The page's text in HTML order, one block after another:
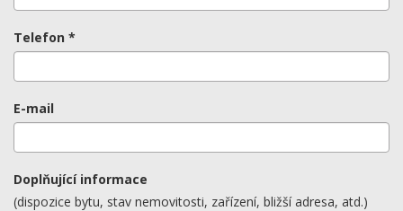
Telefon *
E-mail
Doplňující informace
(dispozice bytu, stav nemovitosti, zařízení, bližší adresa, atd.)